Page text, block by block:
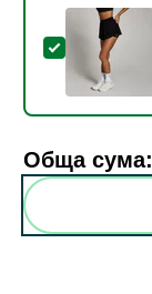
Select
Обща сума: